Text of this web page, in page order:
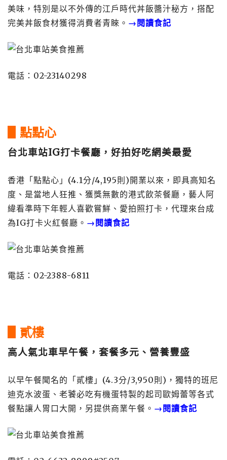
美味，特別是以不外傳的江戶時代丼飯醬汁秘方，搭配
完美丼飯食材獲得消費者青睞。 →閱讀食記
電話：02-23140298
▋點點心
台北車站IG打卡餐廳，好拍好吃網美最愛
香港「點點心」(4.1分/4,195則)開業以來，即具高知名
度、是當地人狂推、獲獎無數的港式飲茶餐廳，藝人阿
緯看準時下年輕人喜歡嘗鮮、愛拍照打卡，代理來台成
為IG打卡火紅餐廳。 →閱讀食記
電話：02-2388-6811
▋貳樓
高人氣北車早午餐，套餐多元、營養豐盛
以早午餐聞名的「貳樓」(4.3分/3,950則)，獨特的班尼
迪克水波蛋、老饕必吃有機蛋特製的起司歐姆蕾等各式
餐點讓人胃口大開，另提供商業午餐。 →閱讀食記